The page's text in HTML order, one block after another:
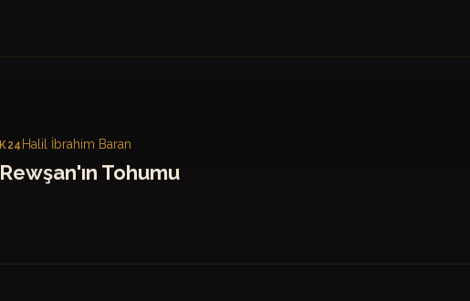
K24 Halil İbrahim Baran
Rewşan'ın Tohumu